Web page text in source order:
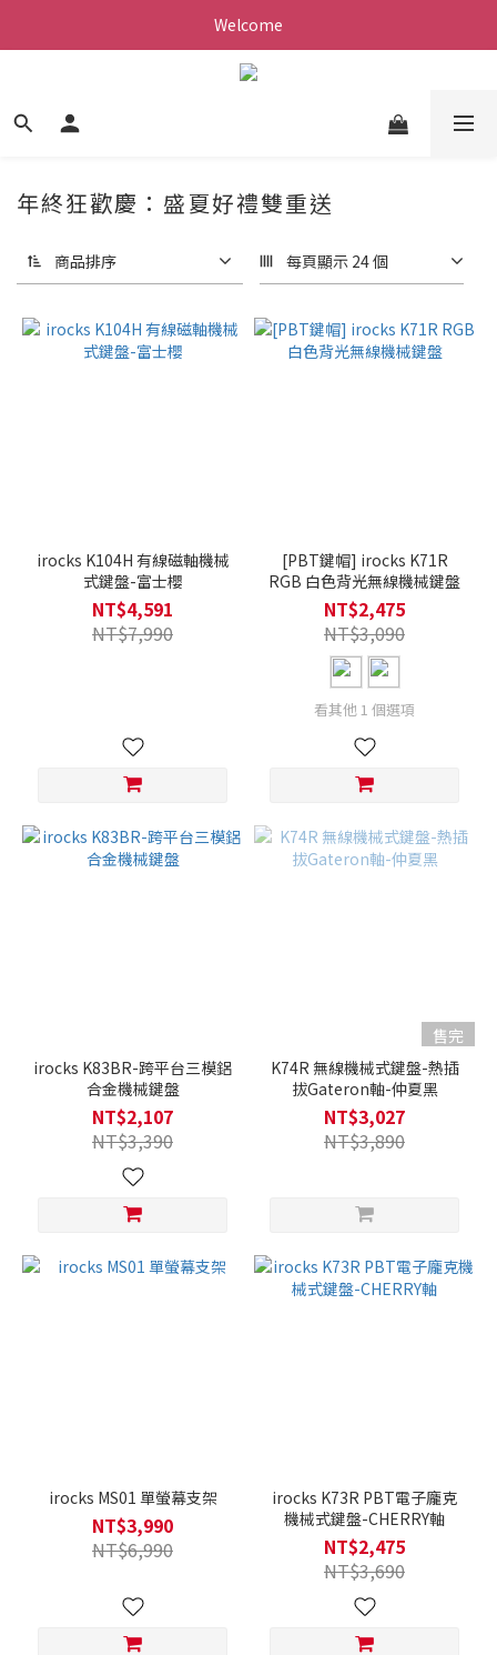
Welcome
年終狂歡慶：盛夏好禮雙重送
商品排序 每頁顯示 24 個
irocks K104H 有線磁軸機械
式鍵盤-富士櫻
NT$4,591
NT$7,990
[PBT鍵帽] irocks K71R
RGB 白色背光無線機械鍵盤
NT$2,475
NT$3,090
看其他 1 個選項
irocks K83BR-跨平台三模鋁
合金機械鍵盤
NT$2,107
NT$3,390
售完
K74R 無線機械式鍵盤-熱插
拔Gateron軸-仲夏黑
NT$3,027
NT$3,890
irocks MS01 單螢幕支架
NT$3,990
NT$6,990
irocks K73R PBT電子龐克
機械式鍵盤-CHERRY軸
NT$2,475
NT$3,690